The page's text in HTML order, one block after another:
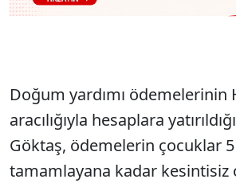
Doğum yardımı ödemelerinin
aracılığıyla hesaplara
Göktaş, ödemelerin çocuklar 5
tamamlayana kadar kesintisiz